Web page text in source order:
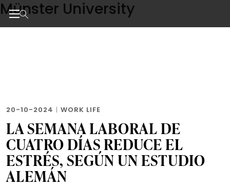
Skip
to
the
Münster University
20-10-2024 | WORK LIFE
LA SEMANA LABORAL DE
CUATRO DÍAS REDUCE EL
ESTRÉS, SEGÚN UN ESTUDIO
ALEMÁN